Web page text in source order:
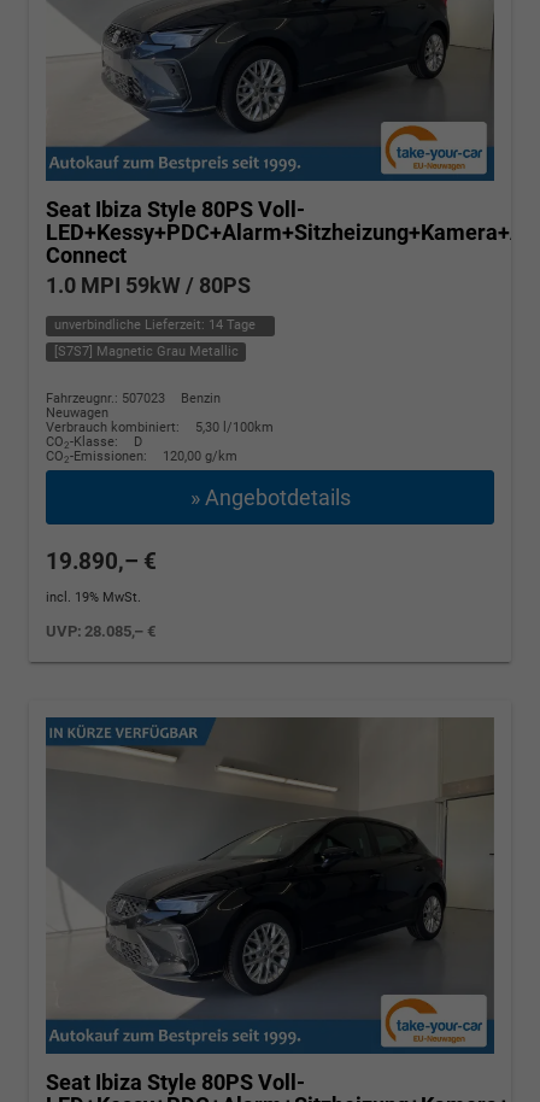
Seat Ibiza Style 80PS Voll-
Connect
1.0 MPI 59kW / 80PS
unverbindliche Lieferzeit: 14 Tage
[S7S7] Magnetic Grau Metallic
Fahrzeugnr.: 507023
Benzin
Neuwagen
Verbrauch kombiniert:
5,30 l/100km
CO2-Klasse:
D
CO2-Emissionen: 120,00 g/km
» Angebotdetails
19.890,– €
incl. 19% MwSt.
UVP:28.085,– €
Seat Ibiza Style 80PS Voll-